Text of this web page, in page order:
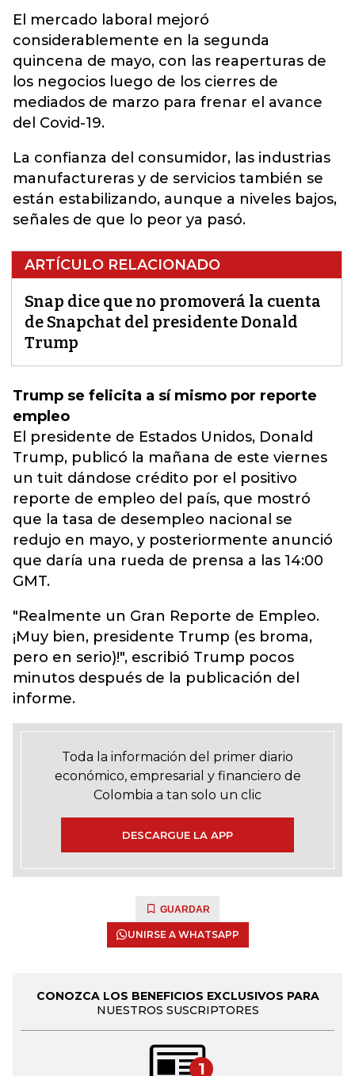
El mercado laboral mejoró
considerablemente en la segunda
quincena de mayo, con las reaperturas de
los negocios luego de los cierres de
mediados de marzo para frenar el avance
del Covid-19.
La confianza del consumidor, las industrias
manufactureras y de servicios también se
están estabilizando, aunque a niveles bajos,
señales de que lo peor ya pasó.
ARTÍCULO RELACIONADO
Snap dice que no promoverá la cuenta
de Snapchat del presidente Donald
Trump
Trump se felicita a sí mismo por reporte
empleo
El presidente de Estados Unidos, Donald
Trump, publicó la mañana de este viernes
un tuit dándose crédito por el positivo
reporte de empleo del país, que mostró
que la tasa de desempleo nacional se
redujo en mayo, y posteriormente anunció
que daría una rueda de prensa a las 14:00
GMT.
"Realmente un Gran Reporte de Empleo.
¡Muy bien, presidente Trump (es broma,
pero en serio)!", escribió Trump pocos
minutos después de la publicación del
informe.
Toda la información del primer diario
económico, empresarial y financiero de
Colombia a tan solo un clic
DESCARGUE LA APP
GUARDAR
UNIRSE A WHATSAPP
CONOZCA LOS BENEFICIOS EXCLUSIVOS PARA
NUESTROS SUSCRIPTORES
1